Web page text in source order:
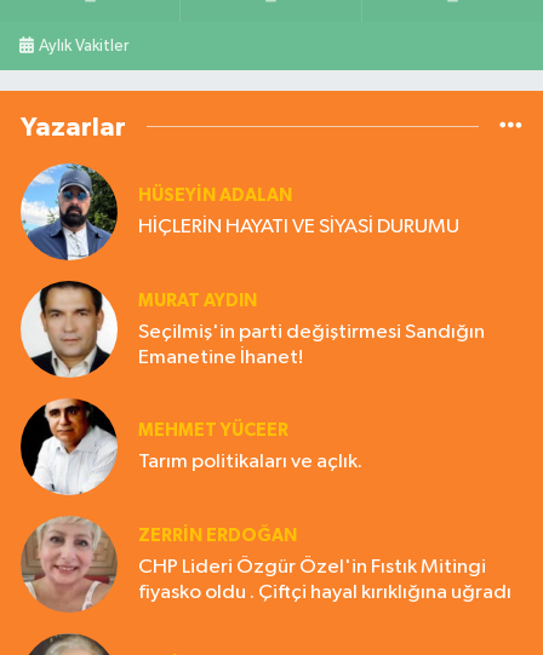
Aylık Vakitler
Yazarlar
HÜSEYIN ADALAN
HİÇLERİN HAYATI VE SİYASİ DURUMU
MURAT AYDIN
Seçilmiş'in parti değiştirmesi Sandığın
Emanetine İhanet!
MEHMET YÜCEER
Tarım politikaları ve açlık.
ZERRIN ERDOĞAN
CHP Lideri Özgür Özel'in Fıstık Mitingi
fiyasko oldu . Çiftçi hayal kırıklığına uğradı